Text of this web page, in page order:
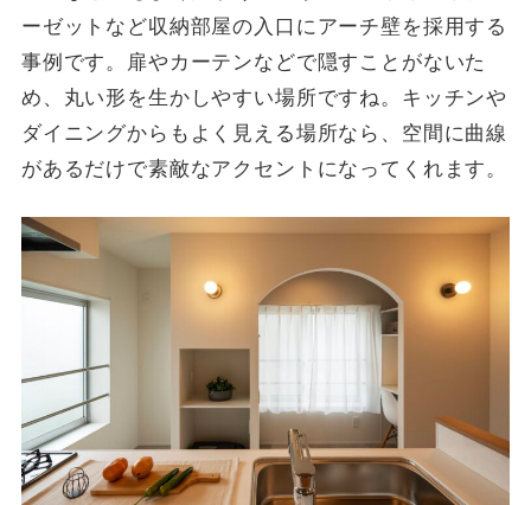
ーゼットなど収納部屋の入口にアーチ壁を採用する
事例です。扉やカーテンなどで隠すことがないた
め、丸い形を生かしやすい場所ですね。キッチンや
ダイニングからもよく見える場所なら、空間に曲線
があるだけで素敵なアクセントになってくれます。